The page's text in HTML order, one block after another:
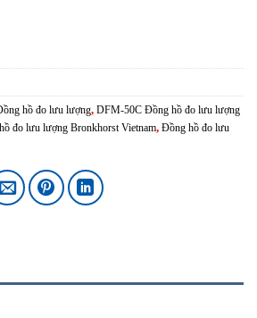
hồ đo lưu lượng, DFM-50C Đồng hồ đo lưu lượng
đo lưu lượng Bronkhorst Vietnam, Đồng hồ đo lưu